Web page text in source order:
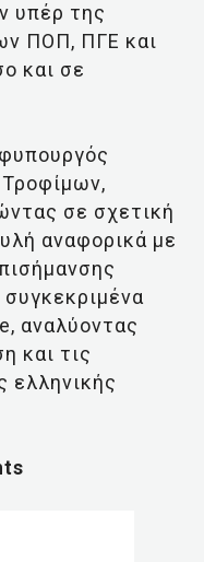
υπέρ της
ΠΟΠ, ΠΓΕ και
και σε
σε σχετική
αναφορικά με
αναλύοντας
και τις
ελληνικής